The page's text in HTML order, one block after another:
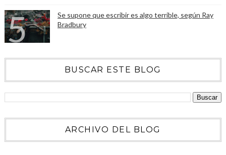
Se supone que escribir es algo terrible, según Ray
Bradbury
BUSCAR ESTE BLOG
ARCHIVO DEL BLOG